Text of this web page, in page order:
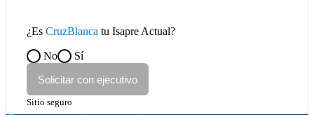
¿Es CruzBlanca tu Isapre Actual?
No
Sí
Solicitar con ejecutivo
Sitio seguro